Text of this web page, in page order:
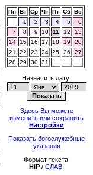
Пн Вт Ср Чт Пт Сб Вс
1
2 3 4 5
6
7
8 9 10 11 12
13
14
15 16 17 18 19
20
21
22 23 24 25 26
27
28
29 30 31
Назначить дату:
Здесь Вы можете
изменить или сохранить
Настройки
Показать богослужебные
указания
Формат текста:
HIP / СЛАВ.